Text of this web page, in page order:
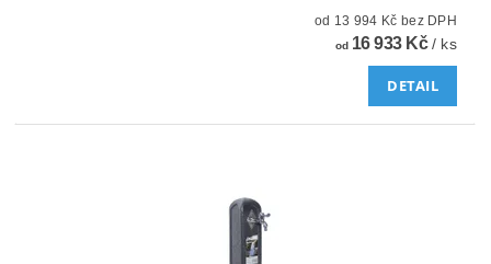
od 13 994 Kč bez DPH
od16 933 Kč/ ks
DETAIL